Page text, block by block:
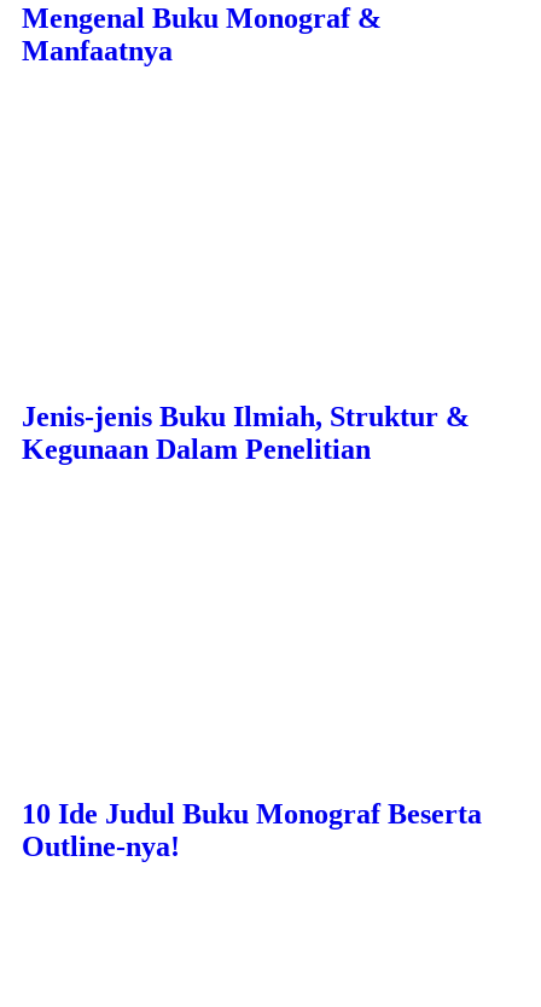
Mengenal Buku Monograf &
Manfaatnya
Jenis-jenis Buku Ilmiah, Struktur &
Kegunaan Dalam Penelitian
10 Ide Judul Buku Monograf Beserta
Outline-nya!